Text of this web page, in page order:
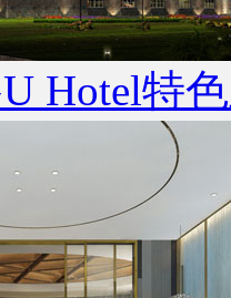
Hotel特